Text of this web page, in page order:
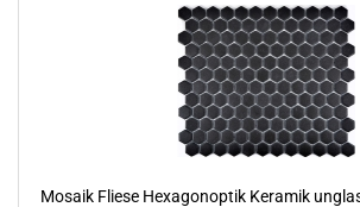
Mosaik Fliese Hexagonoptik Keramik